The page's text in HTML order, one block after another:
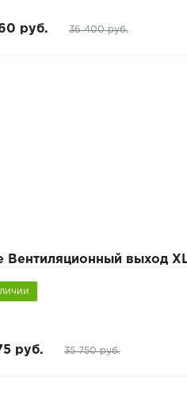
руб. 36 400 руб.
Вентиляционный выход
руб. 35 750 руб.